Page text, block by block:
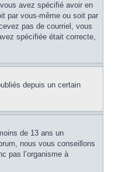
avez spécifié avoir en
par vous-même ou soit par
pas de courriel, vous
spécifiée était correcte,
depuis un certain
de 13 ans un
nous vous conseillons
pas l’organisme à